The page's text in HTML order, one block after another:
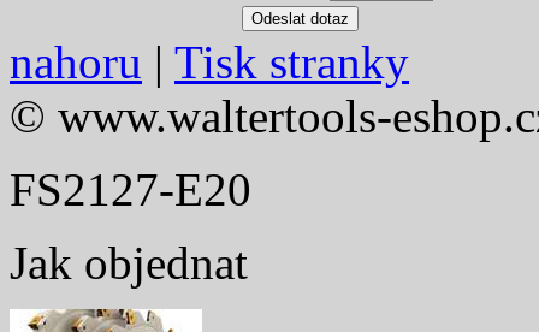
nahoru | Tisk stranky
© www.waltertools-
FS2127-E20
Jak objednat